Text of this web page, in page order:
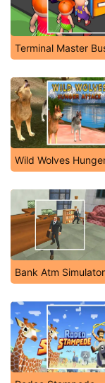
Terminal Master
Wild Wolves
Bank Atm Simulator